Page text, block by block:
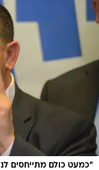
"כמעט כולם מתייחסים